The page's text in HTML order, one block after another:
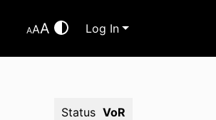
AAA Log In
Status VoR